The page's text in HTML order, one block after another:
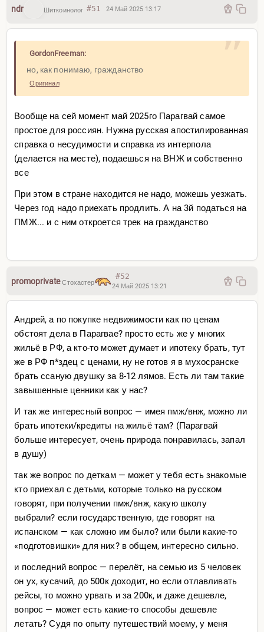
цены ой тут распродажа дорого цены. Больше
Сделал путин из них кредитных овощей, да? Видимо
GordonFreeman:
AQ не смотрел ещё, но, как понимаю, гражданство
(супруга кичится) там не видать?
Везде видать и везде можно податься через 2-3 года по
ряду оснований. Оседлость, предпринимательство,
учеба, беженство. Рантье еще есть
Беженство вот тут кстати хороший трек ты просто
подался получаешь документ об ожидании решения и
живешь носишься по всей Америке. Надоело, уехал...
нелегально 2 года просидел
Но тогда впрочем и уезжать не надо. Особенность
аргентинского законодательства — 2 года
непрерывности засчитывается даже для нелегального
статуса, это не важно. Нужно просто быть хоть в каком-
то легальном статусе перед подачей на гражданство
ndr Шиткоинолог #51 24 Май 2025 13:17
GordonFreeman:
но, как понимаю, гражданство
Оригинал
Вообще на сей момент май 2025го Парагвай самое
простое для россиян. Нужна русская апостилированная
справка о несудимости и справка из интерпола
(делается на месте), подаешься на ВНЖ и собственно
все
При этом в стране находится не надо, можешь уезжать.
Через год надо приехать продлить. А на 3й податься на
ПМЖ... и с ним откроется трек на гражданство
promoprivateСтохастер
#52
24 Май 2025 13:21
Андрей, а по покупке недвижимости как по ценам
обстоят дела в Парагвае? просто есть же у многих
жильё в РФ, а кто-то может думает и ипотеку брать, тут
же в РФ п*здец с ценами, ну не готов я в мухосранске
брать ссаную двушку за 8-12 лямов. Есть ли там такие
завышенные ценники как у нас?
И так же интересный вопрос — имея пмж/внж, можно ли
брать ипотеки/кредиты на жильё там? (Парагвай
больше интересует, очень природа понравилась, запал
в душу)
так же вопрос по деткам — может у тебя есть знакомые
кто приехал с детьми, которые только на русском
говорят, при получении пмж/внж, какую школу
выбрали? если государственную, где говорят на
испанском — как сложно им было? или были какие-то
«подготовишки» для них? в общем, интересно сильно.
и последний вопрос — перелёт, на семью из 5 человек
он ух, кусачий, до 500к доходит, но если отлавливать
рейсы, то можно урвать и за 200к, и даже дешевле,
вопрос — может есть какие-то способы дешевле
летать? Судя по опыту путешествий моему, у меня